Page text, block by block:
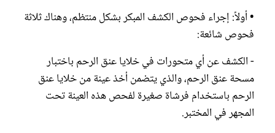
• أولاً: إجراء فحوص الكشف المبكر بشكل منتظم، وهناك ثلاثة
فحوص شائعة:
- الكشف عن أي متحورات في خلايا عنق الرحم باختبار
مسحة عنق الرحم، والذي يتضمن أخذ عينة من خلايا عنق
الرحم باستخدام فرشاة صغيرة لفحص هذه العينة تحت
المجهر في المختبر.